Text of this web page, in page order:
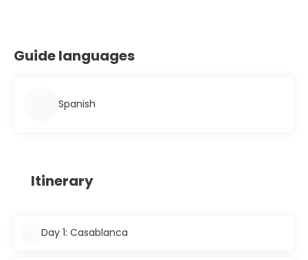
Guide languages
Spanish
Itinerary
Day 1: Casablanca